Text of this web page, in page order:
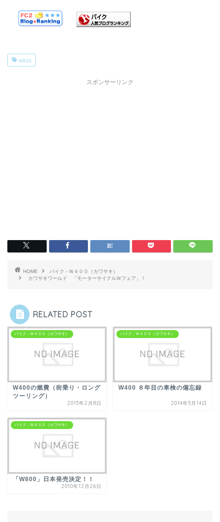
W800
スポンサーリンク
HOME
バイク - Ｗ４００（カワサキ）
カワサキワールド 「モーターサイクルＷフェア」！
RELATED POST
バイク - Ｗ４００（カワサキ）
W400の燃費（街乗り・ロング
ツーリング）
2015年2月8日
バイク - Ｗ４００（カワサキ）
W400 ８年目の車検の備忘録
2014年5月14日
バイク - Ｗ４００（カワサキ）
「W800」日本発売決定！！
2010年12月26日